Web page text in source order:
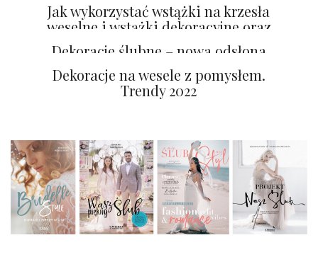
Jak wykorzystać wstążki na krzesła
weselne i wstążki dekoracyjne oraz
tkaniny w aranżacji ślubnej?
Dekoracje ślubne – nowa odsłona
sklepu Happenings.pl
Dekoracje na wesele z pomysłem.
Trendy 2022